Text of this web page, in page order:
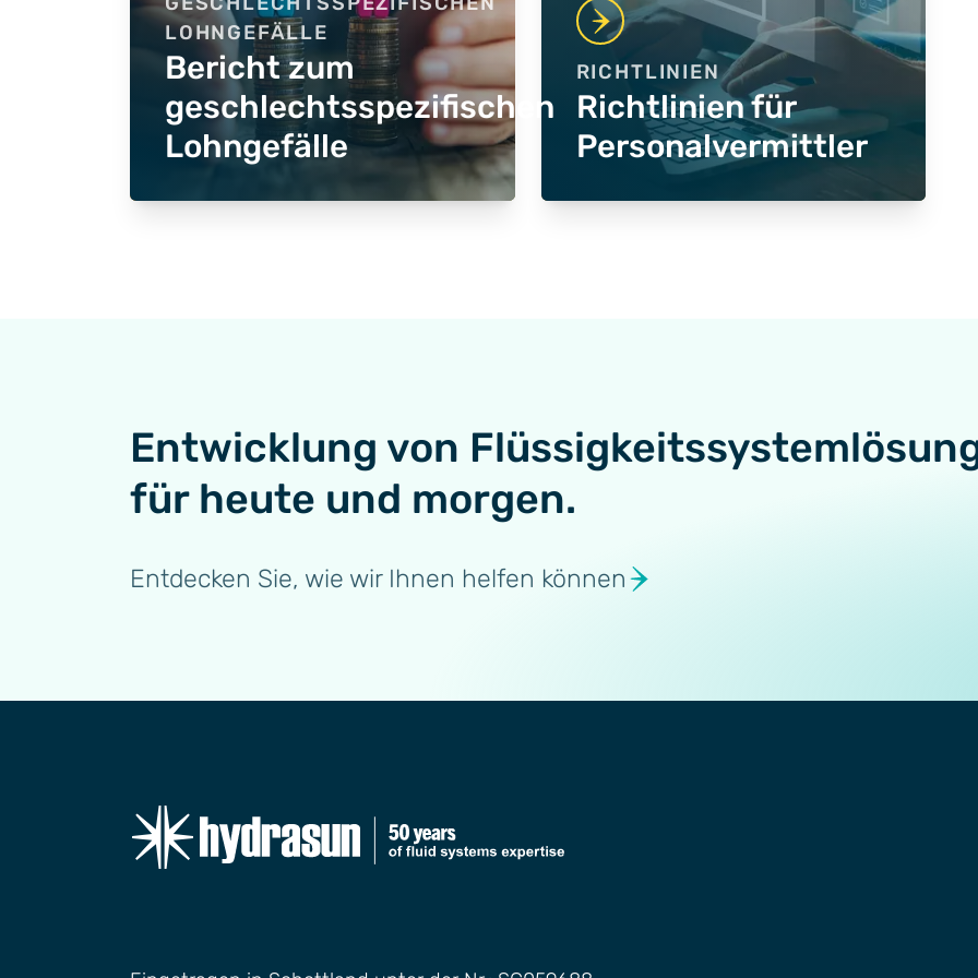
LOHNGEFÄLLE
Bericht zum
geschlechtsspezifischen
Lohngefälle
RICHTLINIEN
Richtlinien für
Personalvermittler
Entwicklung von
für heute und morgen.
Entdecken Sie, wie wir Ihnen helfen können